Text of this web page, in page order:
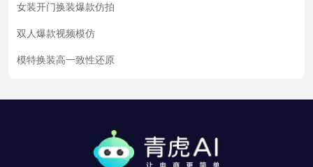
女装开门换装爆款仿拍
双人爆款视频模仿
模特换装高一致性还原